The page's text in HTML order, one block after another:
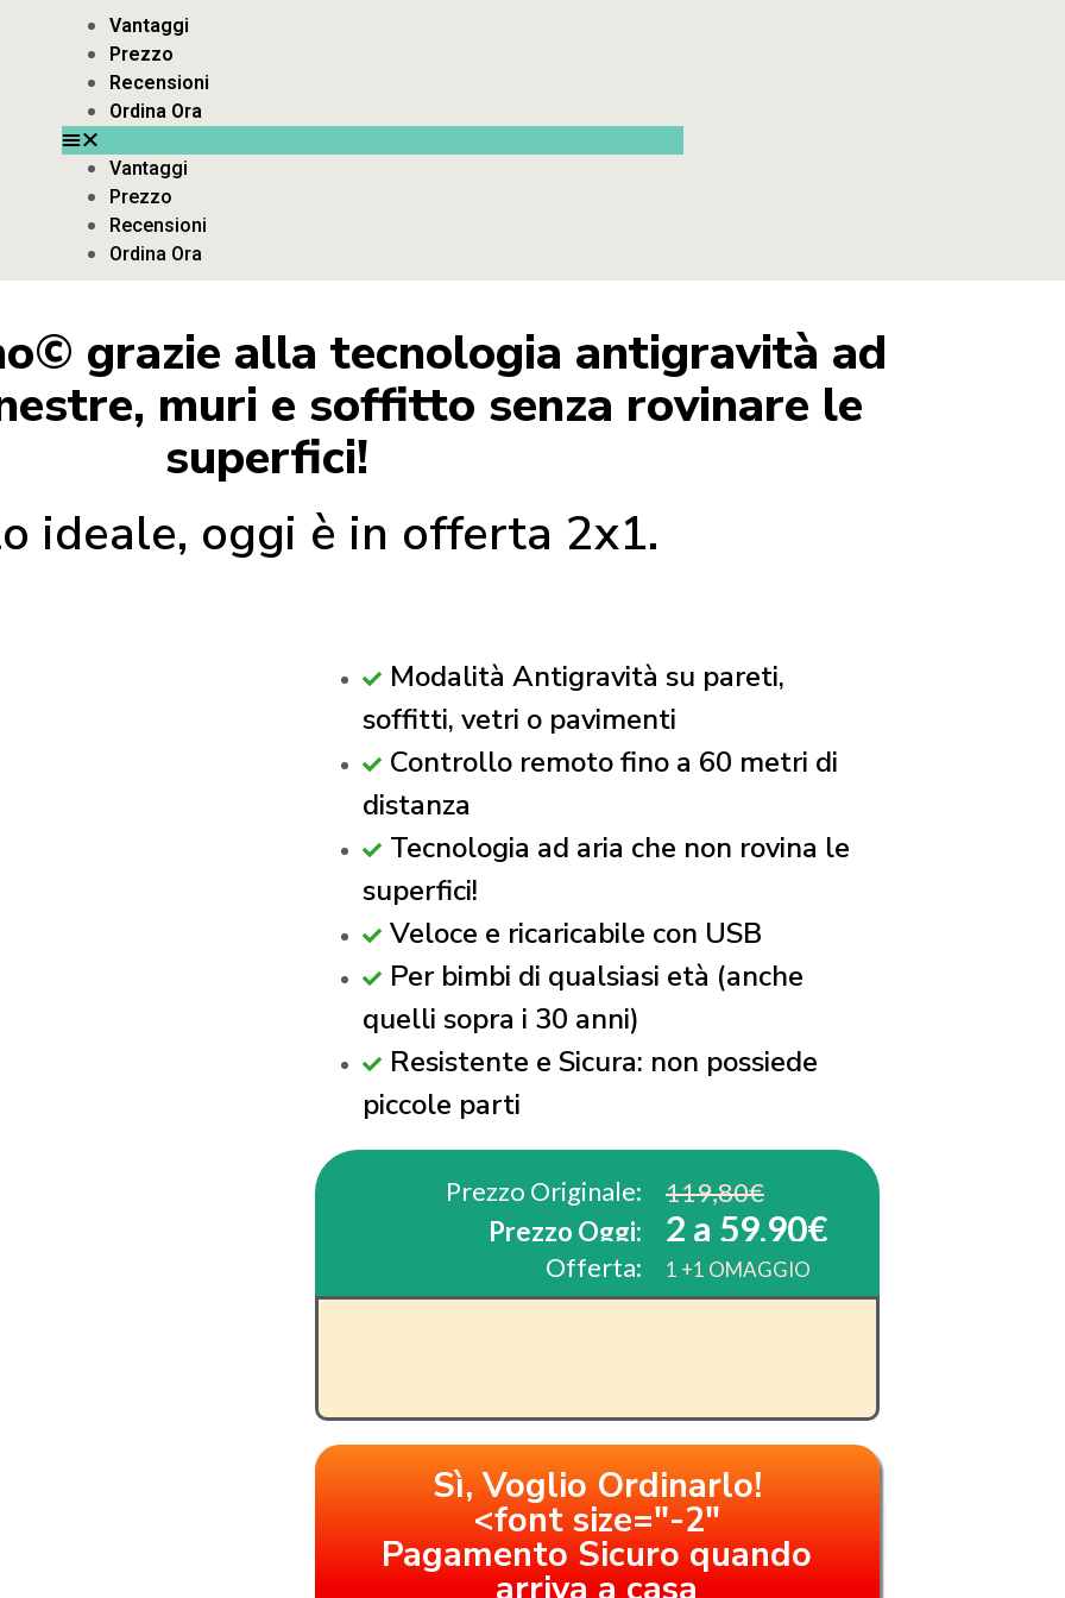
Vantaggi
Prezzo
Recensioni
Ordina Ora
Vantaggi
Prezzo
Recensioni
Ordina Ora
grazie alla tecnologia antigravità ad
muri e soffitto senza rovinare le
superfici!
ideale, oggi è in offerta 2x1.
Modalità Antigravità su pareti,
soffitti, vetri o pavimenti
Controllo remoto fino a 60 metri di
distanza
Tecnologia ad aria che non rovina le
superfici!
Veloce e ricaricabile con USB
Per bimbi di qualsiasi età (anche
quelli sopra i 30 anni)
Resistente e Sicura: non possiede
piccole parti
Prezzo Originale:
119,80€
Prezzo Oggi:
2 a 59,90€
Offerta: 1 +1 OMAGGIO
Sì, Voglio Ordinarlo!
<font size="-2"
Pagamento Sicuro quando
arriva a casa